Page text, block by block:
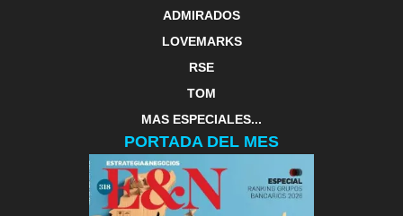
ADMIRADOS
LOVEMARKS
RSE
TOM
MAS ESPECIALES...
PORTADA DEL MES